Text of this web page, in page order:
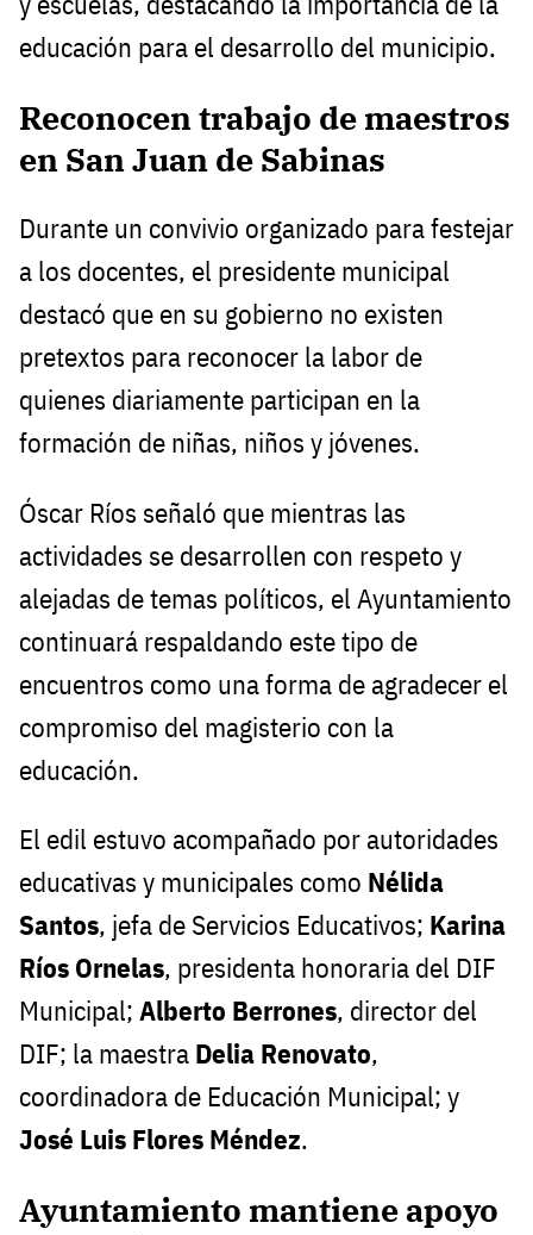
educación para el desarrollo del municipio.
Reconocen trabajo de maestros
en San Juan de Sabinas
Durante un convivio organizado para festejar
a los docentes, el presidente municipal
destacó que en su gobierno no existen
pretextos para reconocer la labor de
quienes diariamente participan en la
formación de niñas, niños y jóvenes.
Óscar Ríos señaló que mientras las
actividades se desarrollen con respeto y
alejadas de temas políticos, el Ayuntamiento
continuará respaldando este tipo de
encuentros como una forma de agradecer el
compromiso del magisterio con la
educación.
El edil estuvo acompañado por autoridades
educativas y municipales como Nélida
Santos, jefa de Servicios Educativos; Karina
Ríos Ornelas, presidenta honoraria del DIF
Municipal; Alberto Berrones, director del
DIF; la maestra Delia Renovato,
coordinadora de Educación Municipal; y
José Luis Flores Méndez.
Ayuntamiento mantiene apoyo